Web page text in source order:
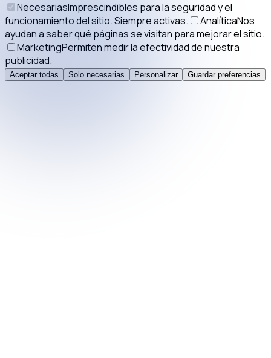
NecesariasImprescindibles para la seguridad y el
funcionamiento del sitio. Siempre activas.
AnalíticaNos
ayudan a saber qué páginas se visitan para mejorar el sitio.
MarketingPermiten medir la efectividad de nuestra
publicidad.
Aceptar todas Solo necesarias Personalizar Guardar preferencias